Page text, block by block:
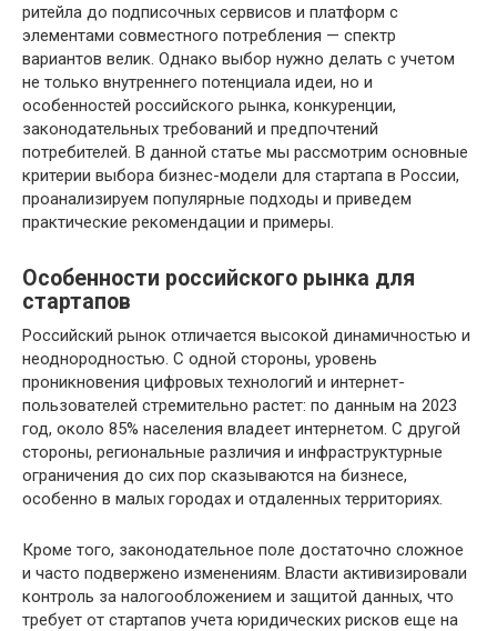
ритейла до подписочных сервисов и платформ с
элементами совместного потребления — спектр
вариантов велик. Однако выбор нужно делать с учетом
не только внутреннего потенциала идеи, но и
особенностей российского рынка, конкуренции,
законодательных требований и предпочтений
потребителей. В данной статье мы рассмотрим основные
критерии выбора бизнес-модели для стартапа в России,
проанализируем популярные подходы и приведем
практические рекомендации и примеры.
Особенности российского рынка для
стартапов
Российский рынок отличается высокой динамичностью и
неоднородностью. С одной стороны, уровень
проникновения цифровых технологий и интернет-
пользователей стремительно растет: по данным на 2023
год, около 85% населения владеет интернетом. С другой
стороны, региональные различия и инфраструктурные
ограничения до сих пор сказываются на бизнесе,
особенно в малых городах и отдаленных территориях.
Кроме того, законодательное поле достаточно сложное
и часто подвержено изменениям. Власти активизировали
контроль за налогообложением и защитой данных, что
требует от стартапов учета юридических рисков еще на